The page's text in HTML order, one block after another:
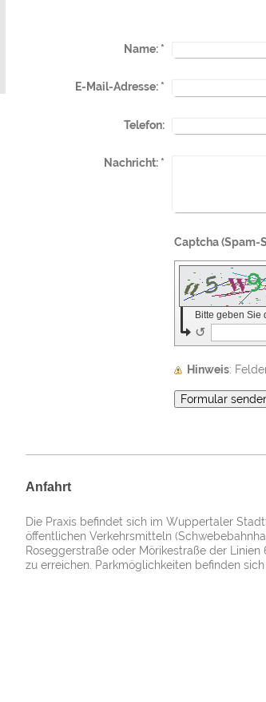
Name:*
E-Mail-Adresse:*
Telefon:
Nachricht:*
Bitte geben Sie
↺
Hinweis :
Anfahrt
Die Praxis befindet sich im Wuppertaler
öffentlichen Verkehrsmitteln
Roseggerstraße oder Mörikestraße der
zu erreichen. Parkmöglichkeiten befinden